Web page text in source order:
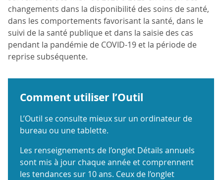
changements dans la disponibilité des soins de santé,
dans les comportements favorisant la santé, dans le
suivi de la santé publique et dans la saisie des cas
pendant la pandémie de COVID-19 et la période de
reprise subséquente.
Comment utiliser l’Outil
L’Outil se consulte mieux sur un ordinateur de
bureau ou une tablette.
Les renseignements de l’onglet Détails annuels
sont mis à jour chaque année et comprennent
les tendances sur 10 ans. Ceux de l’onglet